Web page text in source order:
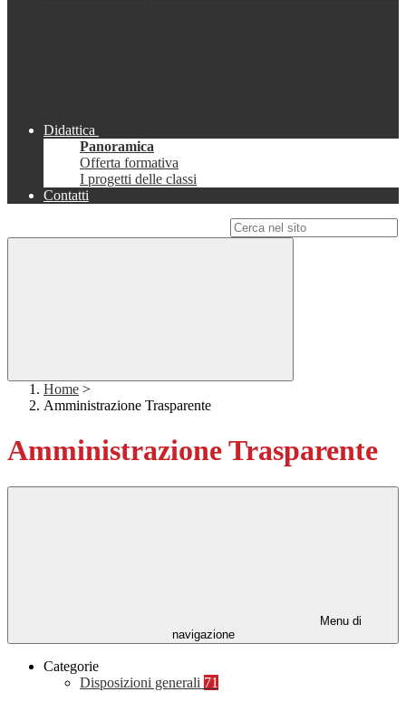
Didattica
Panoramica
Offerta formativa
I progetti delle classi
Contatti
Home >
Amministrazione Trasparente
Amministrazione Trasparente
Menu di
navigazione
Categorie
Disposizioni generali 71